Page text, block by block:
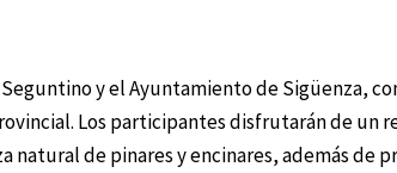
y el Ayuntamiento de Sigüenza,
Los participantes disfrutarán de un
natural de pinares y encinares, además de